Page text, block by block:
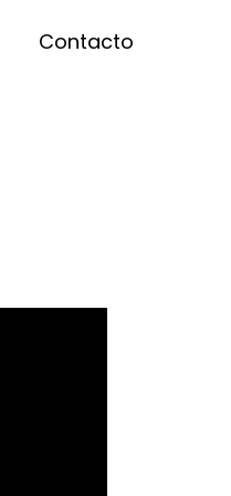
Contacto